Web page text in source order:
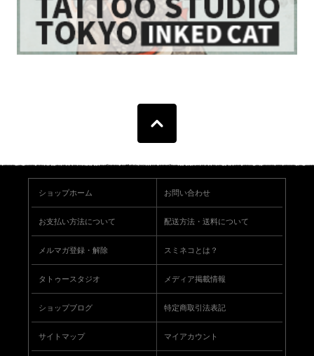
ショップホーム お問い合わせ
お支払い方法について 配送方法・送料について
メルマガ登録・解除 スミネコとは？
タトゥースタジオ メディア掲載情報
ショップブログ 特定商取引法表記
サイトマップ マイアカウント